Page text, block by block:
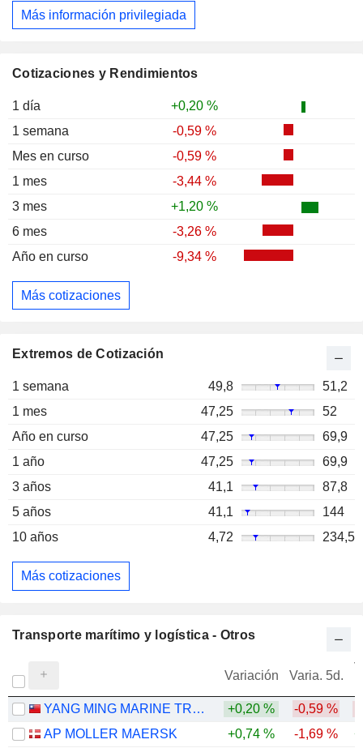
Cotizaciones y Rendimientos
1 día
+0,20 %
1 semana
-0,59 %
Mes en curso
-0,59 %
1 mes
-3,44 %
3 mes
+1,20 %
6 mes
-3,26 %
Año en curso
-9,34 %
Más cotizaciones
Extremos de Cotización
1 semana 49,8
51,2
1 mes
47,25
52
Año en curso
47,25
69,9
1 año
47,25
69,9
3 años
41,1
87,8
5 años
41,1
144
10 años
4,72 234,5
Más cotizaciones
Más información privilegiada
Transporte marítimo y logística - Otros
Variación Varia. 5d.
YANG MING MARINE TRANSPORT CORPORATION +0,20 % -0,59 %
AP MOLLER MAERSK
+0,74 % -1,69 %